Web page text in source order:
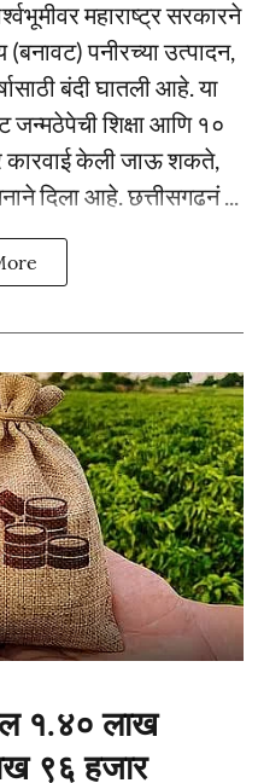
महाराष्ट्र सरकारने
पनीरच्या उत्पादन,
बंदी घातली आहे. या
शिक्षा आणि १०
कारवाई केली जाऊ शकते,
दिला आहे. छत्तीसगढनं ...
१.४० लाख
९६ हजार